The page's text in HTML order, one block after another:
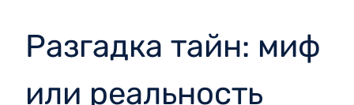
Разгадка тайн: миф
или реальность